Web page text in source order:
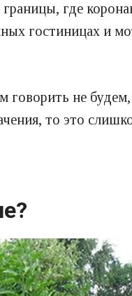
где
гостиницах и
не
то это